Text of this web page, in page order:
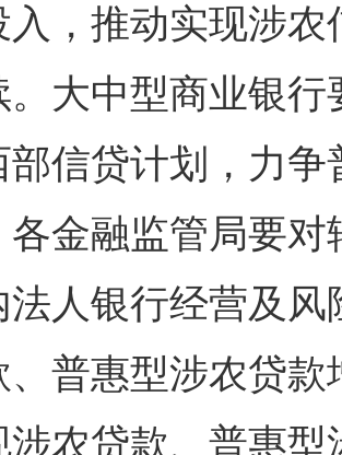
入，推动实现涉
。大中型商业银
部信贷计划，力
各金融监管局要
法人银行经营及
、普惠型涉农贷
涉农贷款、普惠